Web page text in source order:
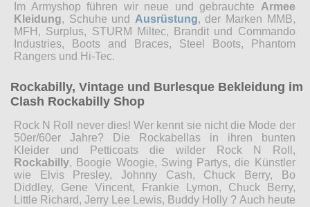
Im Armyshop führen wir neue und gebrauchte Armee
Kleidung, Schuhe und Ausrüstung, der Marken MMB,
MFH, Surplus, STURM Miltec, Brandit und Commando
Industries, Boots and Braces, Steel Boots, Phantom
Rangers und Hi-Tec.
Rockabilly, Vintage und Burlesque Bekleidung im
Clash Rockabilly Shop
Rock N Roll never dies! Wer kennt sie nicht die Mode der
50er/60er Jahre? Die Rockabellas in ihren bunten
Kleider und Petticoats die wilder Rock N Roll,
Rockabilly, Boogie Woogie, Swing Partys, die Künstler
wie Elvis Presley, Johnny Cash, Chuck Berry, Bo
Diddley, Gene Vincent, Frankie Lymon, Chuck Berry,
Little Richard, Jerry Lee Lewis, Buddy Holly ? Auch heute